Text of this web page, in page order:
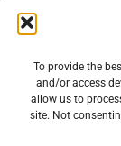
To provide the
and/or access
allow us to
site. Not